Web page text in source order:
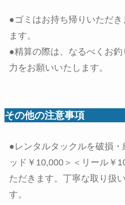
●ゴミはお持ち帰りいただ
ます。
●精算の際は、なるべくお
力をお願いいたします。
その他の注意事項
●レンタルタックルを破損
ッド￥10,000＞＜リール￥
ただきます。丁寧な取り扱
す。